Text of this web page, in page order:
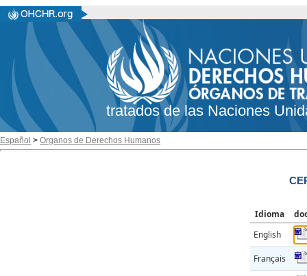
tratados de las Naciones
Español > Organos de Derechos Humanos
Idioma
English
Français